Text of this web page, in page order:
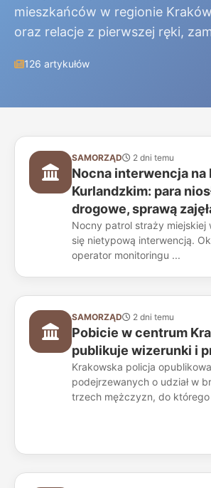
mieszkańców w regionie
oraz relacje z pierwszej ręki,
126 artykułów
SAMORZĄD 2 dni temu
Nocna interwencja na
Kurlandzkim: para
drogowe, sprawą
Nocny patrol straży miejskiej
się nietypową interwencją.
operator monitoringu ...
SAMORZĄD 2 dni temu
Pobicie w centrum
publikuje wizerunki i
Krakowska policja
podejrzewanych o udział w
trzech mężczyzn, do którego